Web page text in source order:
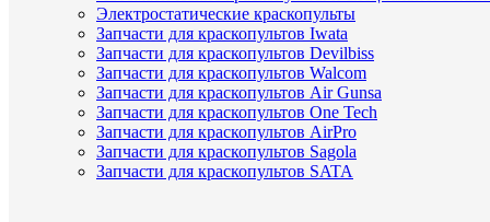
Электростатические краскопульты
Запчасти для краскопультов Iwata
Запчасти для краскопультов Devilbiss
Запчасти для краскопультов Walcom
Запчасти для краскопультов Air Gunsa
Запчасти для краскопультов One Tech
Запчасти для краскопультов AirPro
Запчасти для краскопультов Sagola
Запчасти для краскопультов SATA